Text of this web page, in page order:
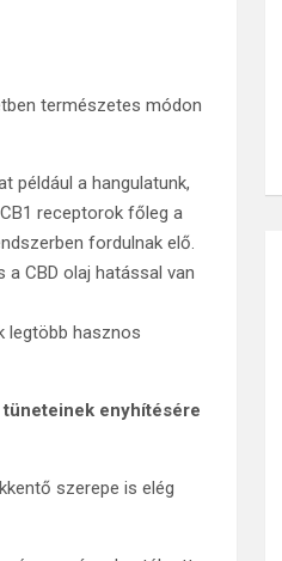
természetes módon
például a hangulatunk,
receptorok főleg a
fordulnak elő.
a CBD olaj hatással van
legtöbb hasznos
enyhítésére
szerepe is elég